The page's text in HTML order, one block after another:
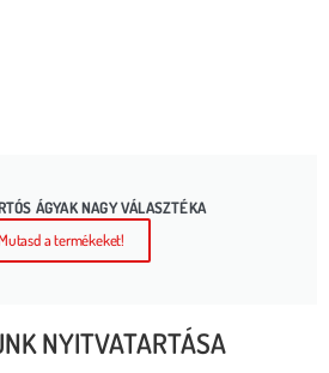
ÁGYAK NAGY VÁLASZTÉKA
Mutasd a termékeket!
NYITVATARTÁSA